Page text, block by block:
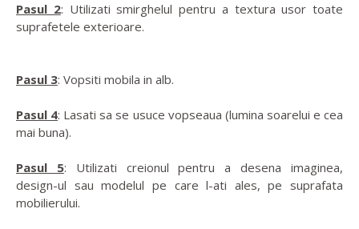
Pasul 2: Utilizati smirghelul pentru a textura usor toate
suprafetele exterioare.
Pasul 3: Vopsiti mobila in alb.
Pasul 4: Lasati sa se usuce vopseaua (lumina soarelui e cea
mai buna).
Pasul 5: Utilizati creionul pentru a desena imaginea,
design-ul sau modelul pe care l-ati ales, pe suprafata
mobilierului.